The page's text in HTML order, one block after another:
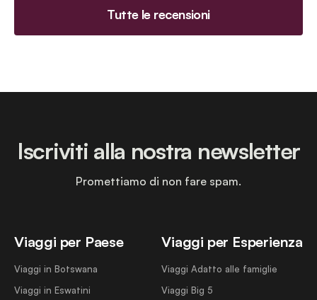
Tutte le recensioni
Viaggi per Paese
Viaggi in Botswana
Viaggi in Eswatini
Viaggi per Esperienza
Viaggi Adatto alle famiglie
Viaggi Big 5
Iscriviti alla nostra newsletter
Promettiamo di non fare spam.